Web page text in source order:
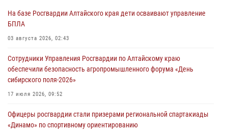
На базе Росгвардии Алтайского края дети осваивают управление
БПЛА
03 августа 2026, 02:43
Сотрудники Управления Росгвардии по Алтайскому краю
обеспечили безопасность агропромышленного форума «День
сибирского поля-2026»
17 июля 2026, 09:52
Офицеры росгвардии стали призерами региональной спартакиады
«Динамо» по спортивному ориентированию